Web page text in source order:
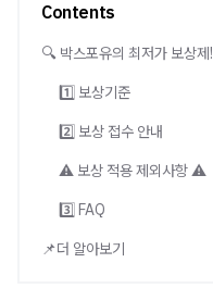
Contents
🔍 박스포유의 최저가 보상제!
1️⃣ 보상기준
2️⃣ 보상 접수 안내
⚠️ 보상 적용 제외사항 ⚠️
3️⃣ FAQ
📌더 알아보기